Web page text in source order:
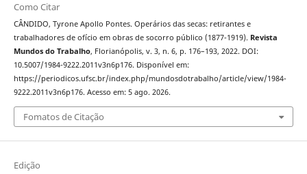
Como Citar
CÂNDIDO, Tyrone Apollo Pontes. Operários das secas: retirantes e
trabalhadores de ofício em obras de socorro público (1877-1919). Revista
Mundos do Trabalho, Florianópolis, v. 3, n. 6, p. 176–193, 2022. DOI:
10.5007/1984-9222.2011v3n6p176. Disponível em:
https://periodicos.ufsc.br/index.php/mundosdotrabalho/article/view/1984-
9222.2011v3n6p176. Acesso em: 5 ago. 2026.
Fomatos de Citação
Edição